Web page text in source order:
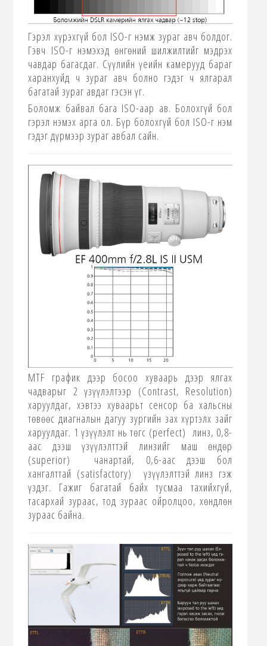
Гэрэл хүрэхгүй бол ISO-г нэмж зураг авч болдог.
Гэвч ISO-г нэмэхэд өнгөний шилжилтийг мэдрэх
чавдар багасдаг. Сүүлийн үеийн камерууд бараг
харанхуйд ч зураг авч болно гэдэг ч ялгарал
багатай зураг авдаг гэсэн үг.
Боломж байвал бага ISO-аар ав. Болохгүй бол
гэрэл нэмэх арга ол. Бүр болохгүй бол ISO-г нэм
гэдэг дүрмээр зураг авбал сайн.
MTF график дээр босоо хуваарь дээр ялгах
чадварыг 2 үзүүлэлтээр (Contrast, Resolution)
харуулдаг, хэвтээ хуваарьт сенсор ба хальсны
төвөөс диагналын дагуу зургийн зах хүртэлх зайг
харуулдаг. 1 үзүүлэлт нь төгс (perfect) линз, 0,8-
аас дээш үзүүлэлттэй линзийг маш өндөр
(superior) чанартай, 0,6-аас дээш бол
хангалттай (satisfactory) үзүүлэлттэй линз гэж
үздэг. Гажиг багатай байх тусмаа тахийхгүй,
тасархай зураас, тод зураас ойролцоо, хөндлөн
зураас байна.